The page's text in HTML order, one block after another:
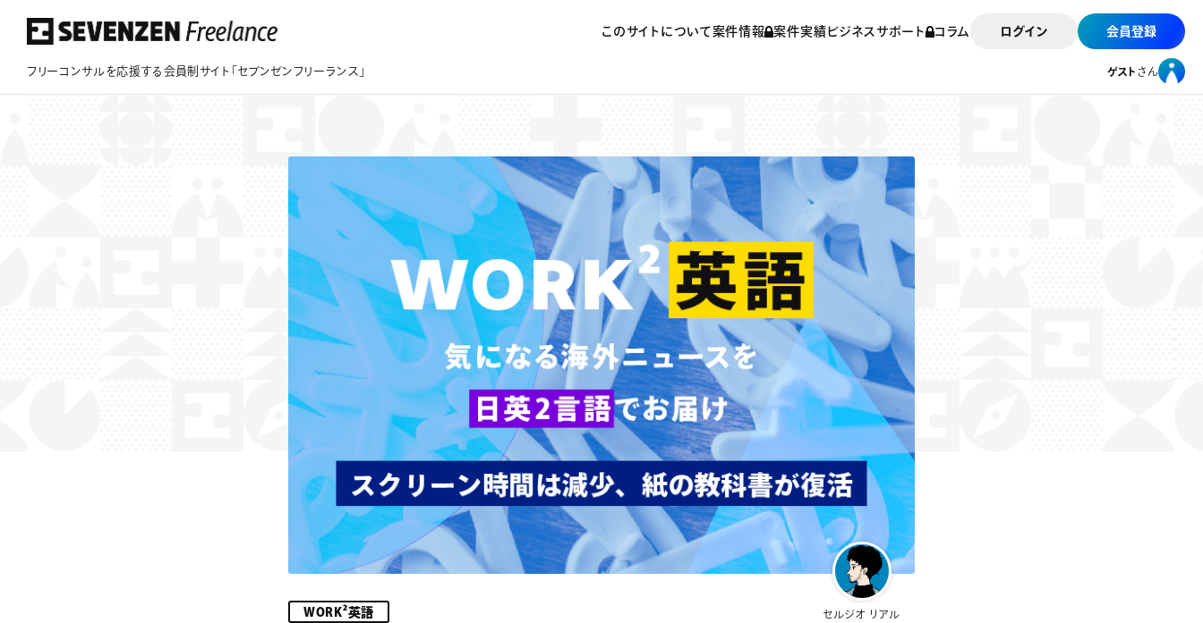
このサイトについて案件情報 案件実績 ビジネスサポート コラム ログイン 会員登録
フリーコンサルを応援する会員制サイト「セブンゼンフリーランス」 ゲスト さん
フリーコンサルを応援する会員制サイト
「セブンゼンフリーランス」
セルジオ リアル
WORK²英語